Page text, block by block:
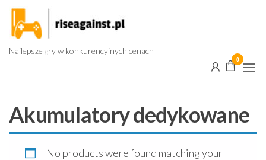
Przejdź
treści
Najlepsze gry w konkurencyjnych cenach
0
Akumulatory dedykowane
No products were found matching your